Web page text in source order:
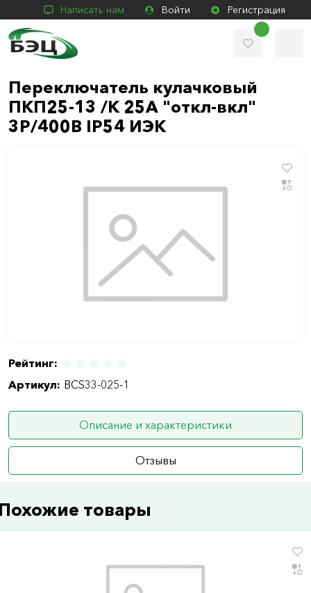
Написать нам Войти Регистрация
Переключатель кулачковый
ПКП25-13 /К 25А "откл-вкл"
3Р/400В IP54 ИЭК
Рейтинг:
Артикул: BCS33-025-1
Описание и характеристики
Отзывы
товары